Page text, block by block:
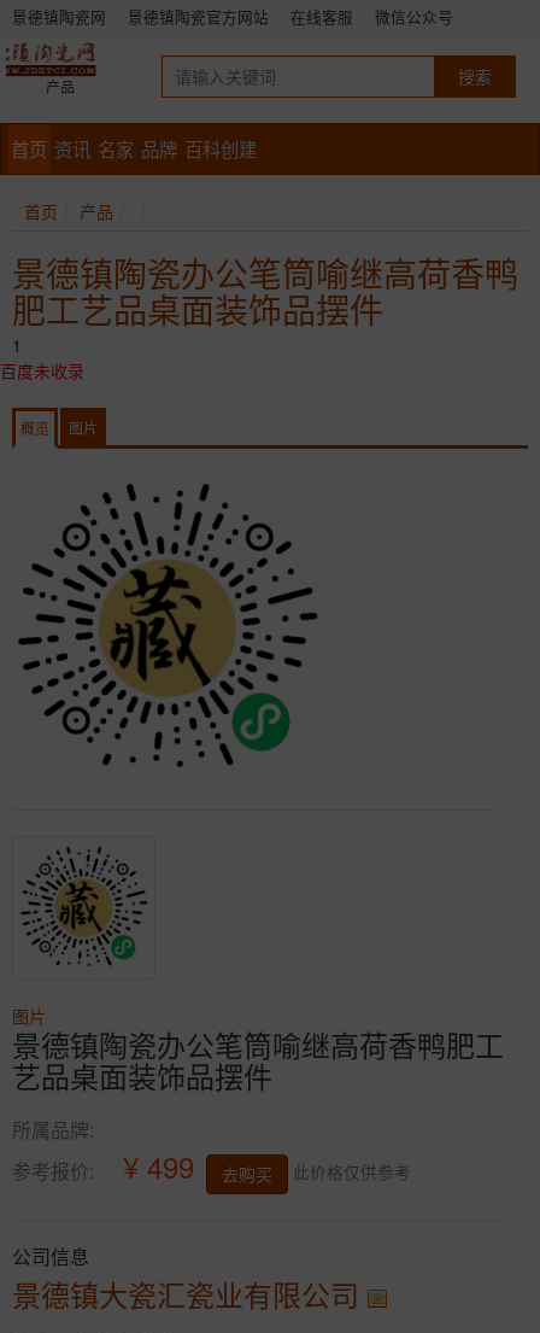
景德镇陶瓷网 景德镇陶瓷官方网站 在线客服 微信公众号
产品
首页 资讯 名家 品牌 百科创建
首页 产品
景德镇陶瓷办公笔筒喻继高荷香鸭
肥工艺品桌面装饰品摆件
1
百度未收录
概览 图片
图片
景德镇陶瓷办公笔筒喻继高荷香鸭肥工
艺品桌面装饰品摆件
所属品牌:
参考报价:
¥ 499 去购买 此价格仅供参考
公司信息
景德镇大瓷汇瓷业有限公司